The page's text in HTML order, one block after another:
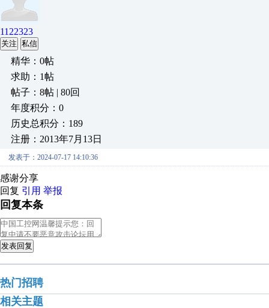
1122323
关注 私信
精华：0帖
求助：1帖
帖子：8帖 | 80回
年度积分：0
历史总积分：189
注册：2013年7月13日
发表于：2024-07-17 14:10:36
感谢分享
回复 引用 举报
回复本条
发表回复
热门招聘
相关主题